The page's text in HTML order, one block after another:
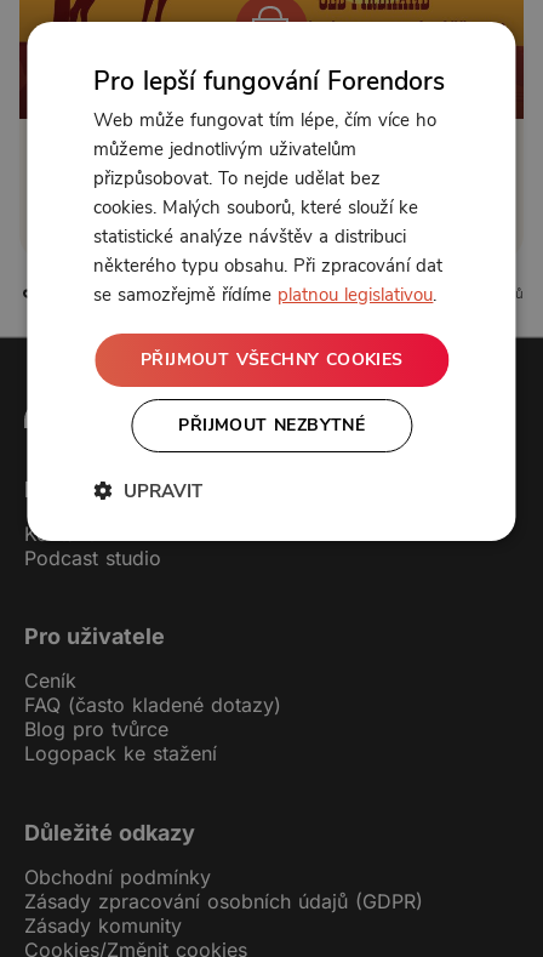
Od 89 Kč měsíčně nebo 39 Kč jednorázově
Zřídit předplatné
Koupit příspěvek
6 líbí 0 komentářů
Forendors
Kontakt
Podcast studio
Pro uživatele
Ceník
FAQ (často kladené dotazy)
Blog pro tvůrce
Logopack ke stažení
Důležité odkazy
Obchodní podmínky
Zásady zpracování osobních údajů (GDPR)
Zásady komunity
Cookies/Změnit cookies
Pro lepší fungování Forendors
Web může fungovat tím lépe, čím více ho
můžeme jednotlivým uživatelům
přizpůsobovat. To nejde udělat bez
cookies. Malých souborů, které slouží ke
statistické analýze návštěv a distribuci
některého typu obsahu. Při zpracování dat
se samozřejmě řídíme platnou legislativou.
PŘIJMOUT VŠECHNY COOKIES
PŘIJMOUT NEZBYTNÉ
UPRAVIT